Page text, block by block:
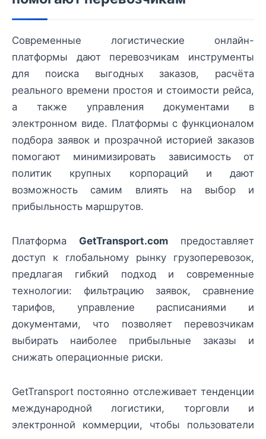
Современные логистические онлайн-
платформы дают перевозчикам инструменты
для поиска выгодных заказов, расчёта
реального времени простоя и стоимости рейса,
а также управления документами в
электронном виде. Платформы с функционалом
подбора заявок и прозрачной историей заказов
помогают минимизировать зависимость от
политик крупных корпораций и дают
возможность самим влиять на выбор и
прибыльность маршрутов.
Платформа GetTransport.com предоставляет
доступ к глобальному рынку грузоперевозок,
предлагая гибкий подход и современные
технологии: фильтрацию заявок, сравнение
тарифов, управление расписаниями и
документами, что позволяет перевозчикам
выбирать наиболее прибыльные заказы и
снижать операционные риски.
GetTransport постоянно отслеживает тенденции
международной логистики, торговли и
электронной коммерции, чтобы пользователи